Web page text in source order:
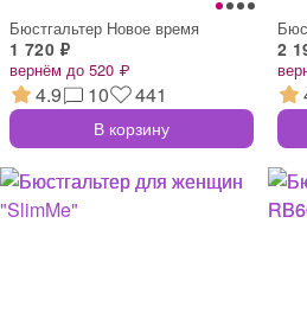
Бюстгальтер Новое время
1 720 ₽
вернём до 520 ₽
4.9 10 441
В корзину
2